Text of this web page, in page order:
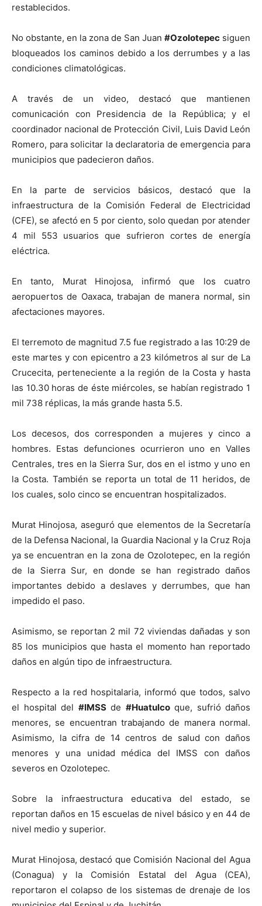
restablecidos.
No obstante, en la zona de San Juan #Ozolotepec siguen
bloqueados los caminos debido a los derrumbes y a las
condiciones climatológicas.
A través de un video, destacó que mantienen
comunicación con Presidencia de la República; y el
coordinador nacional de Protección Civil, Luis David León
Romero, para solicitar la declaratoria de emergencia para
municipios que padecieron daños.
En la parte de servicios básicos, destacó que la
infraestructura de la Comisión Federal de Electricidad
(CFE), se afectó en 5 por ciento, solo quedan por atender
4 mil 553 usuarios que sufrieron cortes de energía
eléctrica.
En tanto, Murat Hinojosa, infirmó que los cuatro
aeropuertos de Oaxaca, trabajan de manera normal, sin
afectaciones mayores.
El terremoto de magnitud 7.5 fue registrado a las 10:29 de
este martes y con epicentro a 23 kilómetros al sur de La
Crucecita, perteneciente a la región de la Costa y hasta
las 10.30 horas de éste miércoles, se habían registrado 1
mil 738 réplicas, la más grande hasta 5.5.
Los decesos, dos corresponden a mujeres y cinco a
hombres. Estas defunciones ocurrieron uno en Valles
Centrales, tres en la Sierra Sur, dos en el istmo y uno en
la Costa. También se reporta un total de 11 heridos, de
los cuales, solo cinco se encuentran hospitalizados.
Murat Hinojosa, aseguró que elementos de la Secretaría
de la Defensa Nacional, la Guardia Nacional y la Cruz Roja
ya se encuentran en la zona de Ozolotepec, en la región
de la Sierra Sur, en donde se han registrado daños
importantes debido a deslaves y derrumbes, que han
impedido el paso.
Asimismo, se reportan 2 mil 72 viviendas dañadas y son
85 los municipios que hasta el momento han reportado
daños en algún tipo de infraestructura.
Respecto a la red hospitalaria, informó que todos, salvo
el hospital del #IMSSde #Huatulcoque, sufrió daños
menores, se encuentran trabajando de manera normal.
Asimismo, la cifra de 14 centros de salud con daños
menores y una unidad médica del IMSS con daños
severos en Ozolotepec.
Sobre la infraestructura educativa del estado, se
reportan daños en 15 escuelas de nivel básico y en 44 de
nivel medio y superior.
Murat Hinojosa, destacó que Comisión Nacional del Agua
(Conagua) y la Comisión Estatal del Agua (CEA),
reportaron el colapso de los sistemas de drenaje de los